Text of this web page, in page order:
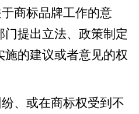
商标品牌工作的意
门提出立法、政策制定
施的建议或者意见的权
、或在商标权受到不